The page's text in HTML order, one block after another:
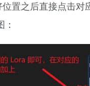
置之后直接点击